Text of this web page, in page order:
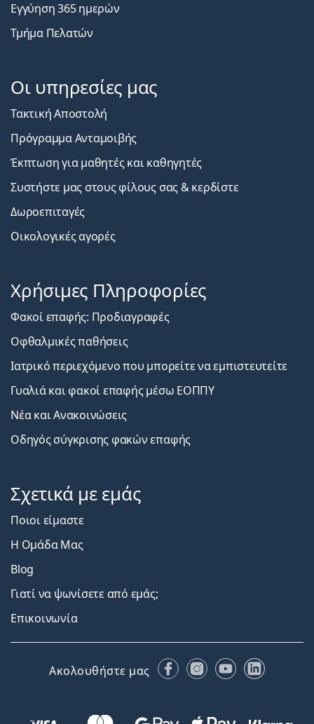
Εγγύηση 365 ημερών
Τμήμα Πελατών
Οι υπηρεσίες μας
Τακτική Αποστολή
Πρόγραμμα Ανταμοιβής
Έκπτωση για μαθητές και καθηγητές
Συστήστε μας στους φίλους σας & κερδίστε
Δωροεπιταγές
Οικολογικές αγορές
Χρήσιμες Πληροφορίες
Φακοί επαφής: Προδιαγραφές
Οφθαλμικές παθήσεις
Ιατρικό περιεχόμενο που μπορείτε να εμπιστευτείτε
Γυαλιά και φακοί επαφής μέσω ΕΟΠΠΥ
Νέα και Ανακοινώσεις
Οδηγός σύγκρισης φακών επαφής
Σχετικά με εμάς
Ποιοι είμαστε
Η Ομάδα Μας
Blog
Γιατί να ψωνίσετε από εμάς;
Επικοινωνία
Ακολουθήστε μας FacebookInstagram
YouTubeLinkedIn